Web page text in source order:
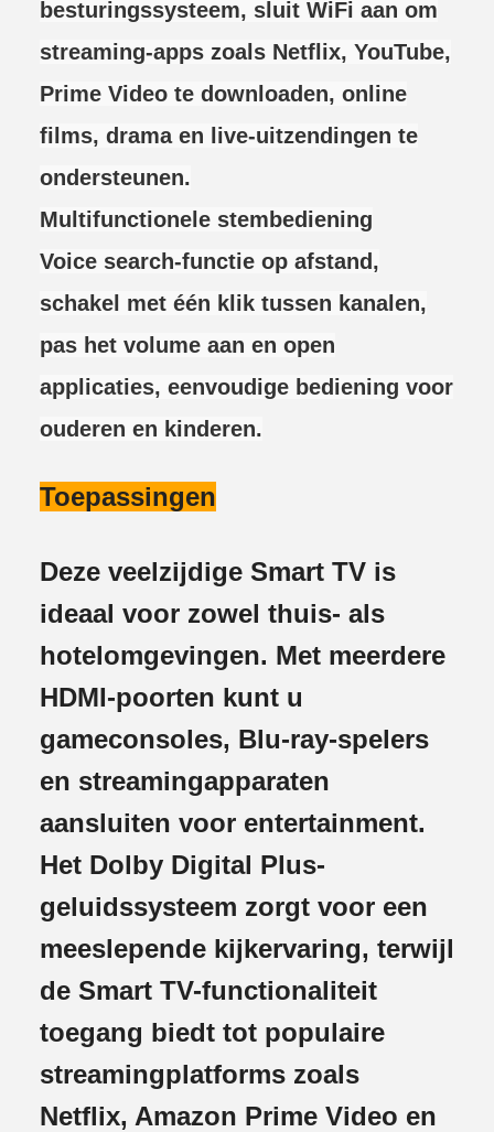
besturingssysteem, sluit WiFi aan om
streaming-apps zoals Netflix, YouTube,
Prime Video te downloaden, online
films, drama en live-uitzendingen te
ondersteunen.
Multifunctionele stembediening
Voice search-functie op afstand,
schakel met één klik tussen kanalen,
pas het volume aan en open
applicaties, eenvoudige bediening voor
ouderen en kinderen.
Toepassingen
Deze veelzijdige Smart TV is
ideaal voor zowel thuis- als
hotelomgevingen. Met meerdere
HDMI-poorten kunt u
gameconsoles, Blu-ray-spelers
en streamingapparaten
aansluiten voor entertainment.
Het Dolby Digital Plus-
geluidssysteem zorgt voor een
meeslepende kijkervaring, terwijl
de Smart TV-functionaliteit
toegang biedt tot populaire
streamingplatforms zoals
Netflix, Amazon Prime Video en